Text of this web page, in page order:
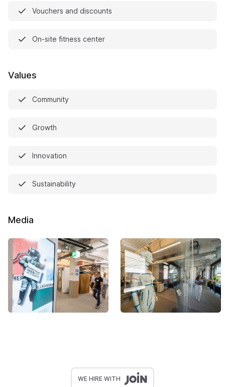
Vouchers and discounts
On-site fitness center
Values
Community
Growth
Innovation
Sustainability
Media
WE HIRE WITH